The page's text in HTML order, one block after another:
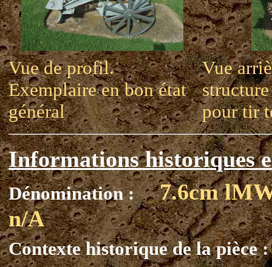
Vue de profil.
Exemplaire en bon état
général
Vue
pour tir
Informations historiques
Dénomination :
7.6cm
n/A
Contexte historique de la pièce :